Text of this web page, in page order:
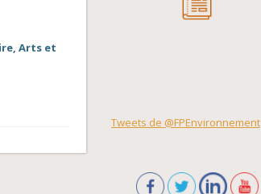
Arts et
Tweets de @FPEnvironnement